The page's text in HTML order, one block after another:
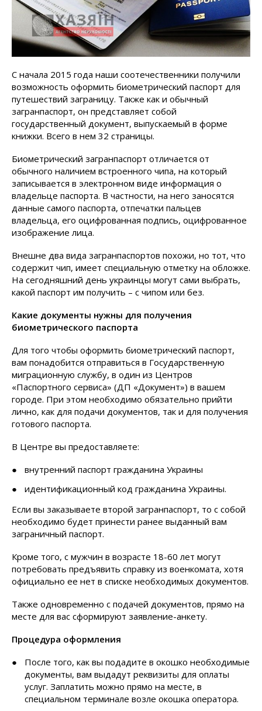
С начала 2015 года наши соотечественники получили
возможность оформить биометрический паспорт для
путешествий заграницу. Также как и обычный
загранпаспорт, он представляет собой
государственный документ, выпускаемый в форме
книжки. Всего в нем 32 страницы.
Биометрический загранпаспорт отличается от
обычного наличием встроенного чипа, на который
записывается в электронном виде информация о
владельце паспорта. В частности, на него заносятся
данные самого паспорта, отпечатки пальцев
владельца, его оцифрованная подпись, оцифрованное
изображение лица.
Внешне два вида загранпаспортов похожи, но тот, что
содержит чип, имеет специальную отметку на обложке.
На сегодняшний день украинцы могут сами выбрать,
какой паспорт им получить – с чипом или без.
Какие документы нужны для получения
биометрического паспорта
Для того чтобы оформить биометрический паспорт,
вам понадобится отправиться в Государственную
миграционную службу, в один из Центров
«Паспортного сервиса» (ДП «Документ») в вашем
городе. При этом необходимо обязательно прийти
лично, как для подачи документов, так и для получения
готового паспорта.
В Центре вы предоставляете:
внутренний паспорт гражданина Украины
идентификационный код гражданина Украины.
Если вы заказываете второй загранпаспорт, то с собой
необходимо будет принести ранее выданный вам
заграничный паспорт.
Кроме того, с мужчин в возрасте 18-60 лет могут
потребовать предъявить справку из военкомата, хотя
официально ее нет в списке необходимых документов.
Также одновременно с подачей документов, прямо на
месте для вас сформируют заявление-анкету.
Процедура оформления
После того, как вы подадите в окошко необходимые
документы, вам выдадут реквизиты для оплаты
услуг. Заплатить можно прямо на месте, в
специальном терминале возле окошка оператора.